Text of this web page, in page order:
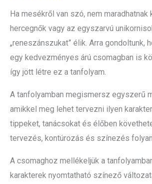
Ha mesékről van szó, nem maradhatnak
hercegnők vagy az egyszarvú
„reneszánszukat” élik. Arra gondoltunk,
egy kedvezményes árú csomagban is
így jött létre ez a tanfolyam.
A tanfolyamban megismersz egyszerű
amikkel meg lehet tervezni ilyen
tippeket, tanácsokat és élőben
tervezés, kontúrozás és színezés
A csomaghoz mellékeljük a
karakterek nyomtatható színező